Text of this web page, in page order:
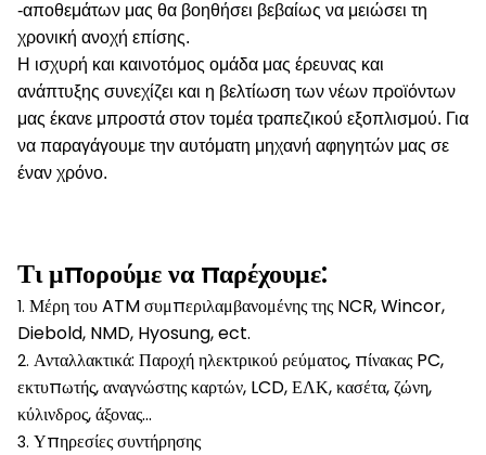
-αποθεμάτων μας θα βοηθήσει βεβαίως να μειώσει τη
χρονική ανοχή επίσης.
Η ισχυρή και καινοτόμος ομάδα μας έρευνας και
ανάπτυξης συνεχίζει και η βελτίωση των νέων προϊόντων
μας έκανε μπροστά στον τομέα τραπεζικού εξοπλισμού. Για
να παραγάγουμε την αυτόματη μηχανή αφηγητών μας σε
έναν χρόνο.
Τι μπορούμε να παρέχουμε:
1. Μέρη του ATM συμπεριλαμβανομένης της NCR, Wincor,
Diebold, NMD, Hyosung, ect.
2. Ανταλλακτικά: Παροχή ηλεκτρικού ρεύματος, πίνακας PC,
εκτυπωτής, αναγνώστης καρτών, LCD, ΕΛΚ, κασέτα, ζώνη,
κύλινδρος, άξονας…
3. Υπηρεσίες συντήρησης